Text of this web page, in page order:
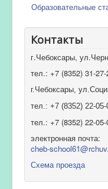
Образовательные
Контакты
г.Чебоксары,
тел.: +7 (8352) 31-27-
г.Чебоксары,
тел.: +7 (8352) 22-05-
тел.: +7 (8352) 22-
электронная почта:
cheb-
Схема проезда